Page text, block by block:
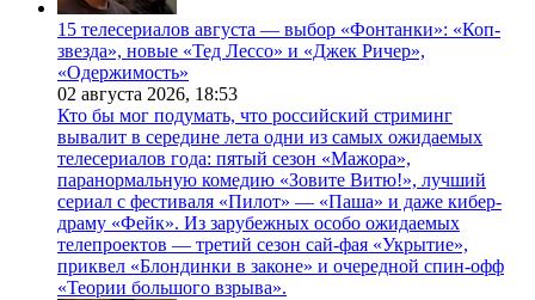
15 телесериалов августа — выбор «Фонтанки»: «Коп-
звезда», новые «Тед Лессо» и «Джек Ричер»,
«Одержимость»
02 августа 2026, 18:53
Кто бы мог подумать, что российский стриминг
вывалит в середине лета одни из самых ожидаемых
телесериалов года: пятый сезон «Мажора»,
паранормальную комедию «Зовите Витю!», лучший
сериал с фестиваля «Пилот» — «Паша» и даже кибер-
драму «Фейк». Из зарубежных особо ожидаемых
телепроектов — третий сезон сай-фая «Укрытие»,
приквел «Блондинки в законе» и очередной спин-офф
«Теории большого взрыва».